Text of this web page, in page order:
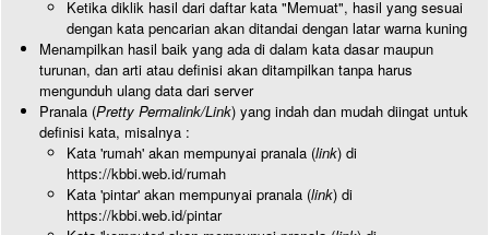
Ketika diklik hasil dari daftar kata "Memuat", hasil yang sesuai
dengan kata pencarian akan ditandai dengan latar warna kuning
Menampilkan hasil baik yang ada di dalam kata dasar maupun
turunan, dan arti atau definisi akan ditampilkan tanpa harus
mengunduh ulang data dari server
Pranala (Pretty Permalink/Link) yang indah dan mudah diingat untuk
definisi kata, misalnya :
Kata 'rumah' akan mempunyai pranala (link) di
https://kbbi.web.id/rumah
Kata 'pintar' akan mempunyai pranala (link) di
https://kbbi.web.id/pintar